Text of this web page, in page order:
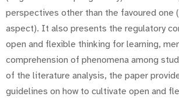
perspectives other than the favoured one
aspect). It also presents the regulatory
open and flexible thinking for learning,
comprehension of phenomena among
of the literature analysis, the paper
guidelines on how to cultivate open and